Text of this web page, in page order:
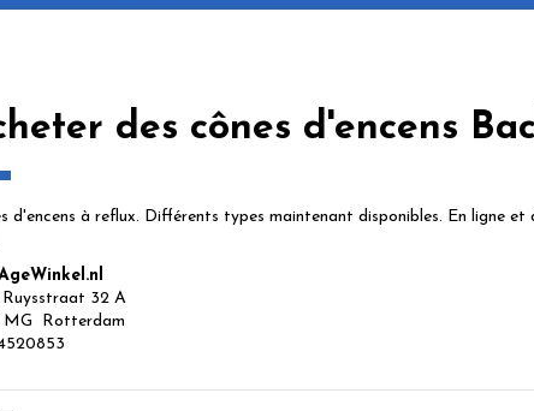
des cônes d'encens
d'encens à reflux. Différents types maintenant disponibles. En ligne
32 A
MG Rotterdam